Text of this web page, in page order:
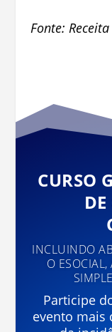
Fonte:
CURSO
INCLUINDO
O
Participe
evento mais